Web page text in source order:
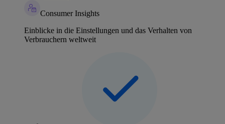
Consumer Insights
Einblicke in die Einstellungen und das Verhalten von
Verbrauchern weltweit